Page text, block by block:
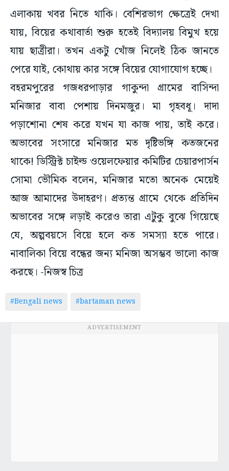
এলাকায় খবর নিতে থাকি। বেশিরভাগ ক্ষেত্রেই দেখা
যায়, বিয়ের কথাবার্তা শুরু হতেই বিদ্যালয় বিমুখ হয়ে
যায় ছাত্রীরা। তখন একটু খোঁজ নিলেই ঠিক জানতে
পেরে যাই, কোথায় কার সঙ্গে বিয়ের যোগাযোগ হচ্ছে।
বহরমপুরের গজধরপাড়ার গাকুন্দা গ্রামের বাসিন্দা
মনিজার বাবা পেশায় দিনমজুর। মা গৃহবধূ। দাদা
পড়াশোনা শেষ করে যখন যা কাজ পায়, তাই করে।
অভাবের সংসারে মনিজার মত দৃষ্টিভঙ্গি কতজনের
থাকে! ডিস্ট্রিক্ট চাইল্ড ওয়েলফেয়ার কমিটির চেয়ারপার্সন
সোমা ভৌমিক বলেন, মনিজার মতো অনেক মেয়েই
আজ আমাদের উদাহরণ। প্রত্যন্ত গ্রামে থেকে প্রতিদিন
অভাবের সঙ্গে লড়াই করেও তারা এটুকু বুঝে গিয়েছে
যে, অল্পবয়সে বিয়ে হলে কত সমস্যা হতে পারে।
নাবালিকা বিয়ে বন্ধের জন্য মনিজা অসম্ভব ভালো কাজ
করছে। -নিজস্ব চিত্র
#Bengali news #bartaman news
ADVERTISEMENT